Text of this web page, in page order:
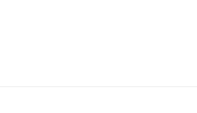
takovýchto případech hodí. Pro mě z
to být způsobeno svlekem, nebo